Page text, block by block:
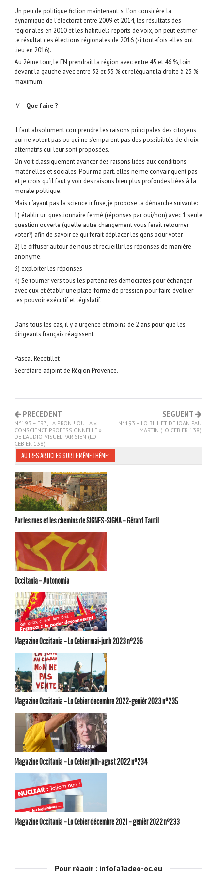
Un peu de politique fiction maintenant: si l’on considère la
dynamique de l’électorat entre 2009 et 2014, les résultats des
régionales en 2010 et les habituels reports de voix, on peut estimer
le résultat des élections régionales de 2016 (si toutefois elles ont
lieu en 2016).
Au 2ème tour, le FN prendrait la région avec entre 45 et 46 %, loin
devant la gauche avec entre 32 et 33 % et reléguant la droite à 23 %
maximum.
IV – Que faire ?
Il faut absolument comprendre les raisons principales des citoyens
qui ne votent pas ou qui ne s’emparent pas des possibilités de choix
alternatifs qui leur sont proposées.
On voit classiquement avancer des raisons liées aux conditions
matérielles et sociales. Pour ma part, elles ne me convainquent pas
et je crois qu’il faut y voir des raisons bien plus profondes liées à la
morale politique.
Mais n’ayant pas la science infuse, je propose la démarche suivante:
1) établir un questionnaire fermé (réponses par oui/non) avec 1 seule
question ouverte (quelle autre changement vous ferait retourner
voter?) afin de savoir ce qui ferait déplacer les gens pour voter.
2) le diffuser autour de nous et recueillir les réponses de manière
anonyme.
3) exploiter les réponses
4) Se tourner vers tous les partenaires démocrates pour échanger
avec eux et établir une plate-forme de pression pour faire évoluer
les pouvoir exécutif et législatif.
Dans tous les cas, il y a urgence et moins de 2 ans pour que les
dirigeants français réagissent.
Pascal Recotillet
Secrétaire adjoint de Région Provence.
PRECEDENT
N°193 – FR3, I A PRON ! OU LA «
CONSCIENCE PROFESSIONNELLE »
DE L’AUDIO-VISUEL PARISIEN (LO
CEBIER 138)
SEGUENT
N°193 – LO BILHET DE JOAN PAU
MARTIN (LO CEBIER 138)
AUTRES ARTICLES SUR LE MÊME THÈME :
Par les rues et les chemins de SIGNES-SIGNA – Gérard Tautil
Occitania – Autonomia
Magazine Occitania – Lo Cebier mai-junh 2023 n°236
Magazine Occitania – Lo Cebier decembre 2022-genièr 2023 n°235
Magazine Occitania – Lo Cebier julh-agost 2022 n°234
Magazine Occitania – Lo Cebier décembre 2021 – genièr 2022 n°233
Pour réagir : info[a]adeo-oc.eu